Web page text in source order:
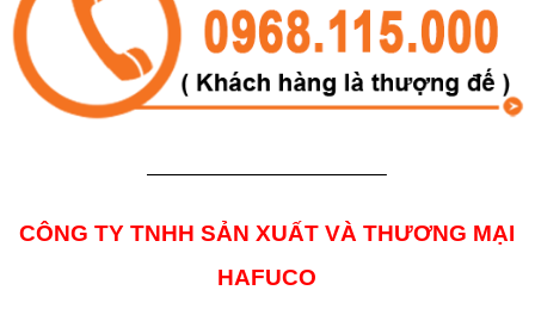
————————————–
CÔNG TY TNHH SẢN XUẤT VÀ THƯƠNG MẠI
HAFUCO